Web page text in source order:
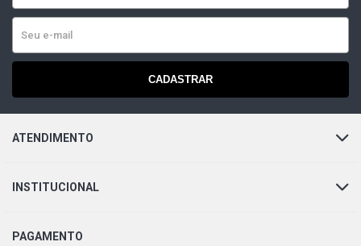
CADASTRAR
ATENDIMENTO
INSTITUCIONAL
PAGAMENTO